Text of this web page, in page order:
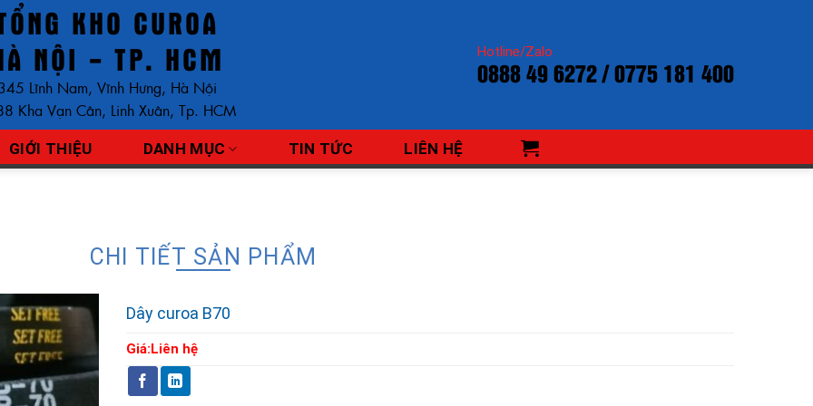
KHO CUROA
NỘI - TP. HCM
Lĩnh Nam, Vĩnh Hưng, Hà Nội
Kha Vạn Cân, Linh Xuân, Tp. HCM
Hotline/Zalo
0888 49 6272 / 0775 181 400
GIỚI THIỆU DANH MỤC TIN TỨC LIÊN HỆ
CHI TIẾT SẢN PHẨM
Dây curoa B70
Giá:Liên hệ